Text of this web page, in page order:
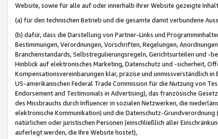
Website, sowie für alle auf oder innerhalb Ihrer Website gezeigte
(a) für den technischen Betrieb und die gesamte damit verbundene
(b) dafür, dass die Darstellung von Partner-Links und
Bestimmungen, Verordnungen, Vorschriften, Regelungen,
Branchenstandards, Selbstregulierungsregeln, Gerichtsurteilen und -
Hinblick auf elektronisches Marketing, Datenschutz und -sicherheit,
Kompensationsvereinbarungen klar, präzise und unmissverständlich
US-amerikanischen Federal Trade Commission für die Nutzung von
Endorsement and Testimonials in Advertising), das französische
des Missbrauchs durch Influencer in sozialen Netzwerken, die
elektronische Kommunikation) und die Datenschutz-
natürlichen oder juristischen Personen (einschließlich aller
auferlegt werden, die Ihre Website hostet),